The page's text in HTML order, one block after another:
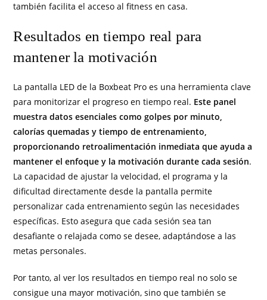
también facilita el acceso al fitness en casa.
Resultados en tiempo real para
mantener la motivación
La pantalla LED de la Boxbeat Pro es una herramienta clave
para monitorizar el progreso en tiempo real. Este panel
muestra datos esenciales como golpes por minuto,
calorías quemadas y tiempo de entrenamiento,
proporcionando retroalimentación inmediata que ayuda a
mantener el enfoque y la motivación durante cada sesión.
La capacidad de ajustar la velocidad, el programa y la
dificultad directamente desde la pantalla permite
personalizar cada entrenamiento según las necesidades
específicas. Esto asegura que cada sesión sea tan
desafiante o relajada como se desee, adaptándose a las
metas personales.
Por tanto, al ver los resultados en tiempo real no solo se
consigue una mayor motivación, sino que también se